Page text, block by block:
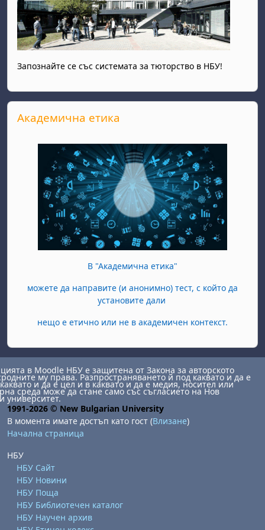
Запознайте се със системата за тюторство в НБУ!
Прескочи Академична етика
Академична етика
В "Академична етика"
можете да направите (и анонимно) тест, с който да
установите дали
нещо е етично или не в академичен контекст.
в Moodle НБУ е защитена от Закона за авторското
му права. Разпространяването й под каквато и да е
и да е цел и в каквато и да е медия, носител или
среда може да стане само със съгласието на Нов
университет.
1991-2026 © New Bulgarian University
В момента имате достъп като гост (Влизане)
Начална страница
НБУ
НБУ Сайт
НБУ Новини
НБУ Поща
НБУ Библиотечен каталог
НБУ Научен архив